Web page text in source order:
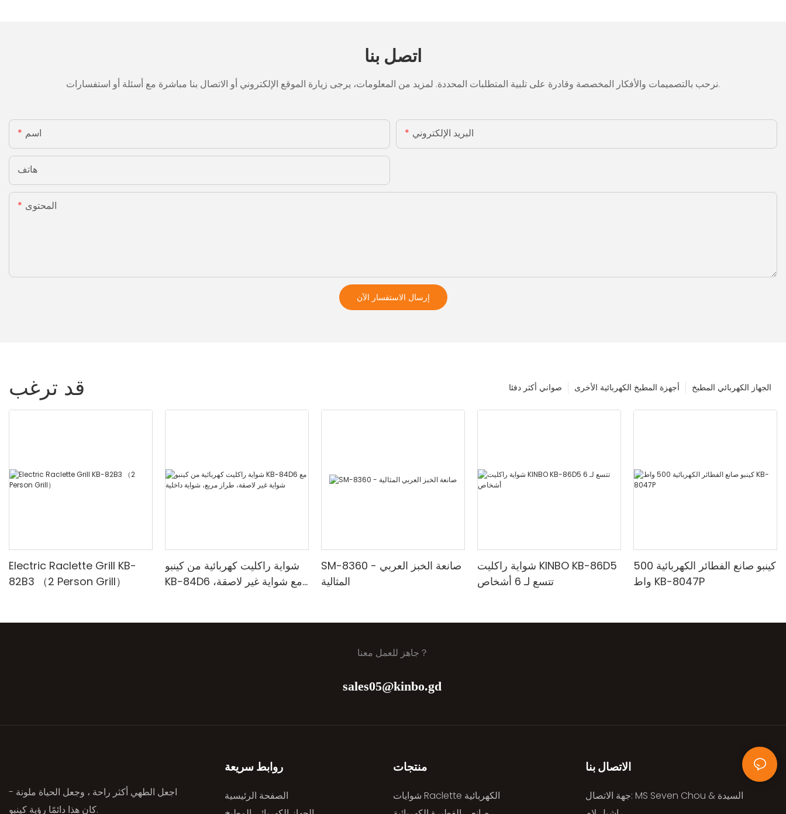
اتصل بنا
نرحب بالتصميمات والأفكار المخصصة وقادرة على تلبية المتطلبات المحددة. لمزيد من المعلومات، يرجى زيارة الموقع الإلكتروني أو الاتصال بنا مباشرة مع أسئلة أو استفسارات.
اسم البريد الإلكتروني
هاتف
المحتوى
إرسال الاستفسار الآن
قد ترغب الجهاز الكهربائي المطبخ أجهزة المطبخ الكهربائية الأخرى صواني أكثر دفئا
Electric Raclette Grill KB-
82B3 （2 Person Grill）
شواية راكليت كهربائية من كينبو
KB-84D6 مع شواية غير لاصقة،
SM-8360 - صانعة الخبز العربي
المثالية
شواية راكليت KINBO KB-86D5
تتسع لـ 6 أشخاص
كينبو صانع الفطائر الكهربائية 500
واط KB-8047P
جاهز للعمل معنا？
sales05@kinbo.gd
اجعل الطهي أكثر راحة ، وجعل الحياة ملونة -
كان هذا دائمًا رؤية كينبو.
روابط سريعة
الصفحة الرئيسية
منتجات
شوايات Raclette الكهربائية
الاتصال بنا
جهة الاتصال: MS Seven Chou & السيدة